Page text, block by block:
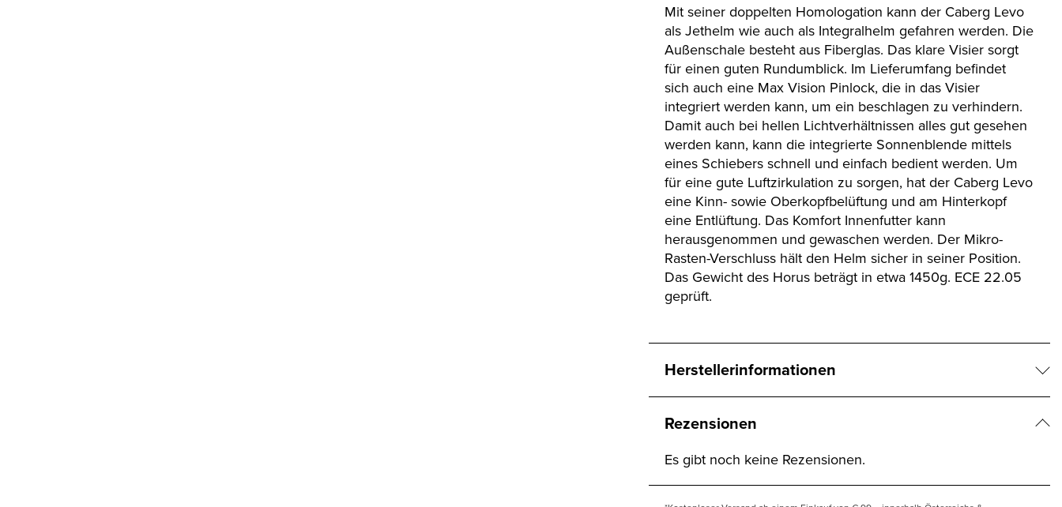
Mit seiner doppelten Homologation kann der Caberg Levo
als Jethelm wie auch als Integralhelm gefahren werden. Die
Außenschale besteht aus Fiberglas. Das klare Visier sorgt
für einen guten Rundumblick. Im Lieferumfang befindet
sich auch eine Max Vision Pinlock, die in das Visier
integriert werden kann, um ein beschlagen zu verhindern.
Damit auch bei hellen Lichtverhältnissen alles gut gesehen
werden kann, kann die integrierte Sonnenblende mittels
eines Schiebers schnell und einfach bedient werden. Um
für eine gute Luftzirkulation zu sorgen, hat der Caberg Levo
eine Kinn- sowie Oberkopfbelüftung und am Hinterkopf
eine Entlüftung. Das Komfort Innenfutter kann
herausgenommen und gewaschen werden. Der Mikro-
Rasten-Verschluss hält den Helm sicher in seiner Position.
Das Gewicht des Horus beträgt in etwa 1450g. ECE 22.05
geprüft.
Herstellerinformationen
Rezensionen
Es gibt noch keine Rezensionen.